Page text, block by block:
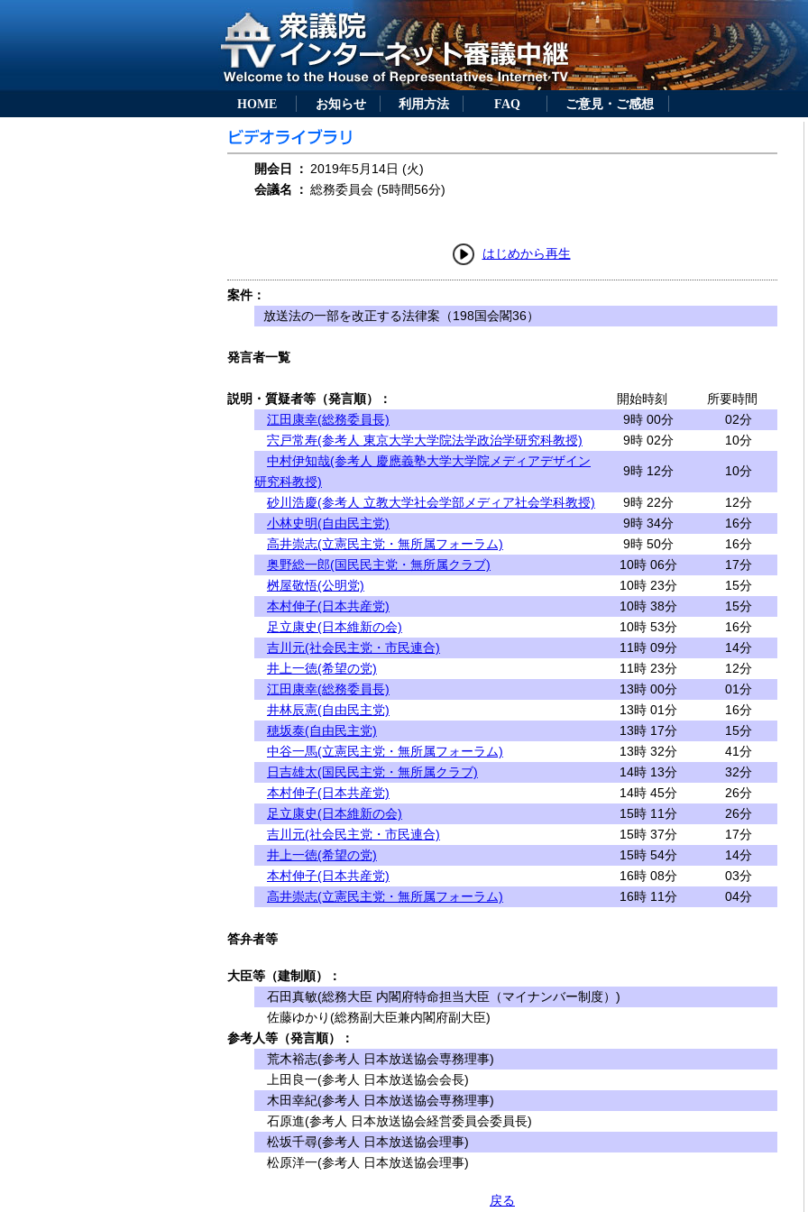
HOME お知らせ 利用方法 FAQ ご意見・ご感想
開会日 ： 2019年5月14日 (火)
会議名
： 総務委員会 (5時間56分)
はじめから再生
案件：
放送法の一部を改正する法律案（198国会閣36）
発言者一覧
説明・質疑者等（発言順）： 開始時刻
所要時間
江田康幸(総務委員長)
9時 00分
02分
宍戸常寿(参考人 東京大学大学院法学政治学研究科教授)
9時 02分
10分
中村伊知哉(参考人 慶應義塾大学大学院メディアデザイン
研究科教授)
9時 12分 10分
砂川浩慶(参考人 立教大学社会学部メディア社会学科教授) 9時 22分
12分
小林史明(自由民主党)
9時 34分
16分
高井崇志(立憲民主党・無所属フォーラム)
9時 50分
16分
奥野総一郎(国民民主党・無所属クラブ)
10時 06分
17分
桝屋敬悟(公明党)
10時 23分
15分
本村伸子(日本共産党)
10時 38分
15分
足立康史(日本維新の会)
10時 53分
16分
吉川元(社会民主党・市民連合)
11時 09分
14分
井上一徳(希望の党)
11時 23分
12分
江田康幸(総務委員長)
13時 00分
01分
井林辰憲(自由民主党)
13時 01分
16分
穂坂泰(自由民主党)
13時 17分
15分
中谷一馬(立憲民主党・無所属フォーラム)
13時 32分
41分
日吉雄太(国民民主党・無所属クラブ)
14時 13分
32分
本村伸子(日本共産党)
14時 45分
26分
足立康史(日本維新の会)
15時 11分
26分
吉川元(社会民主党・市民連合)
15時 37分
17分
井上一徳(希望の党)
15時 54分
14分
本村伸子(日本共産党)
16時 08分
03分
高井崇志(立憲民主党・無所属フォーラム)
16時 11分 04分
答弁者等
大臣等（建制順）：
石田真敏(総務大臣 内閣府特命担当大臣（マイナンバー制度）)
佐藤ゆかり(総務副大臣兼内閣府副大臣)
参考人等（発言順）：
荒木裕志(参考人 日本放送協会専務理事)
上田良一(参考人 日本放送協会会長)
木田幸紀(参考人 日本放送協会専務理事)
石原進(参考人 日本放送協会経営委員会委員長)
松坂千尋(参考人 日本放送協会理事)
松原洋一(参考人 日本放送協会理事)
戻る